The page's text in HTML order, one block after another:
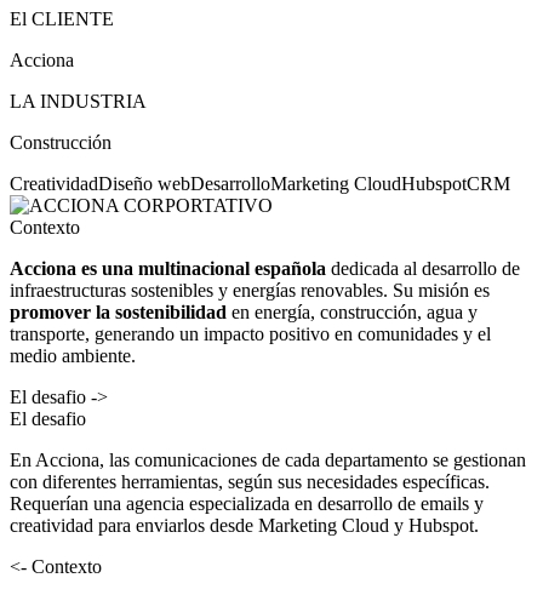
El CLIENTE
Acciona
LA INDUSTRIA
Construcción
CreatividadDiseño webDesarrolloMarketing CloudHubspotCRM
Contexto
Acciona es una multinacional española dedicada al desarrollo de
infraestructuras sostenibles y energías renovables. Su misión es
promover la sostenibilidad en energía, construcción, agua y
transporte, generando un impacto positivo en comunidades y el
medio ambiente.
El desafio ->
El desafio
En Acciona, las comunicaciones de cada departamento se gestionan
con diferentes herramientas, según sus necesidades específicas.
Requerían una agencia especializada en desarrollo de emails y
creatividad para enviarlos desde Marketing Cloud y Hubspot.
<- Contexto